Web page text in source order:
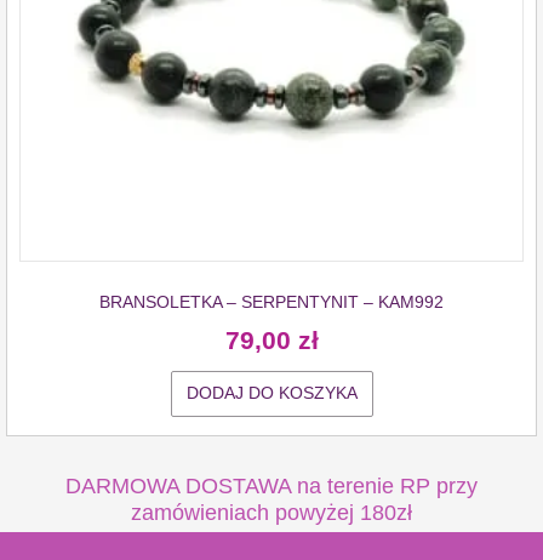
BRANSOLETKA – SERPENTYNIT – KAM992
79,00 zł
DODAJ DO KOSZYKA
DARMOWA DOSTAWA na terenie RP przy
zamówieniach powyżej 180zł